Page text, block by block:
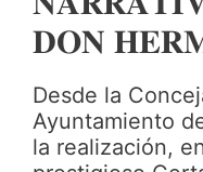
𝐃𝐎𝐍
Desde la
Ayuntamiento
la realización,